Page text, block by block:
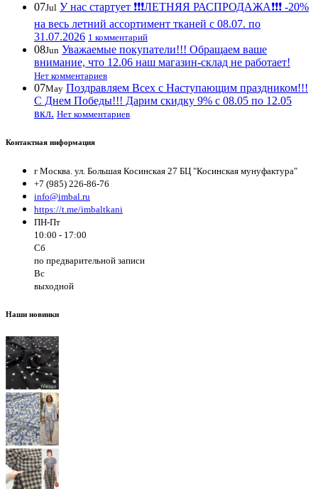
07Jul У нас стартует ❗️❗️❗️ЛЕТНЯЯ РАСПРОДАЖА❗️❗️❗️ -20%
на весь летний ассортимент тканей с 08.07. по
31.07.2026 1 комментарий
08Jun Уважаемые покупатели!!! Обращаем ваше
внимание, что 12.06 наш магазин-склад не работает!
Нет комментариев
07May Поздравляем Всех с Наступающим праздником!!!
С Днем Победы!!! Дарим скидку 9% с 08.05 по 12.05
вкл. Нет комментариев
Контактная информация
г Москва. ул. Большая Косинская 27 БЦ "Косинская мунуфактура"
+7 (985) 226-86-76
info@imbal.ru
https://t.me/imbaltkani
ПН-Пт
10:00 - 17:00
Сб
по предварительной записи
Вс
выходной
Наши новинки